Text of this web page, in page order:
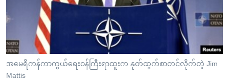
ပင်မ
ညွန်း
စာမျက်နှာ
သို့
မကြေးမုံရဲ့ အင်္ဂလိပ်စာ
ရုပ်ရှင်ထဲက အင်္ဂလိပ်စာ
သုတပဒေသာ အင်္ဂလိပ်စာ
ရေဒီယိုနှင့်ရုပ်သံ အချက်အလက်များ
ရေဒီယို/တီဗွီအစီအစဉ်
Learning English
ဗွီအိုအေ လူမှုကွန်ယက်များ
အမေရိကန်ကာကွယ်ရေးဝန်ကြီးရာထူးက နုတ်ထွက်စာတင်လိုက်တဲ့ Jim
Mattis